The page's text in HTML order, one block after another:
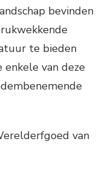
bevinden
te bieden
van deze
van